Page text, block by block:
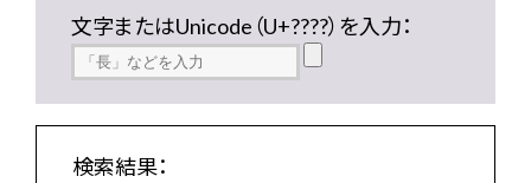
文字またはUnicode（U+????）を入力：
検索結果：